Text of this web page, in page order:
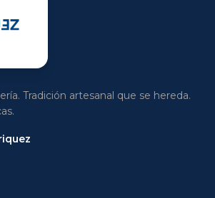
Tradición artesanal que se hereda.